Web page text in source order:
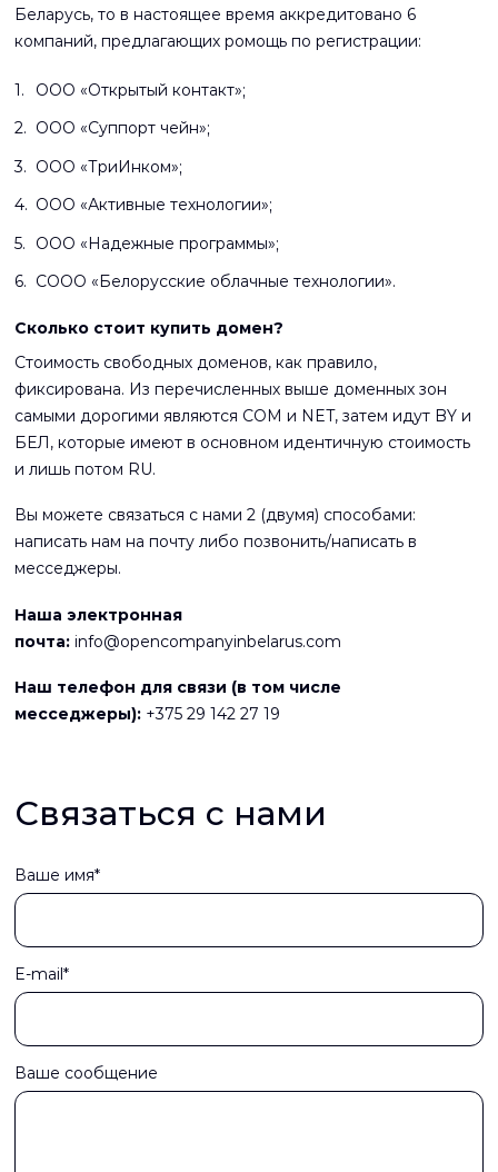
Беларусь, то в настоящее время аккредитовано 6
компаний, предлагающих ромощь по регистрации:
ООО «Открытый контакт»;
ООО «Суппорт чейн»;
ООО «ТриИнком»;
ООО «Активные технологии»;
ООО «Надежные программы»;
СООО «Белорусские облачные технологии».
Сколько стоит купить домен?
Стоимость свободных доменов, как правило,
фиксирована. Из перечисленных выше доменных зон
самыми дорогими являются COM и NET, затем идут BY и
БЕЛ, которые имеют в основном идентичную стоимость
и лишь потом RU.
Вы можете связаться с нами 2 (двумя) способами:
написать нам на почту либо позвонить/написать в
месседжеры.
Наша электронная
почта: info@opencompanyinbelarus.com
Наш телефон для связи (в том числе
месседжеры): +375 29 142 27 19
Связаться с нами
Ваше имя*
E-mail*
Ваше сообщение